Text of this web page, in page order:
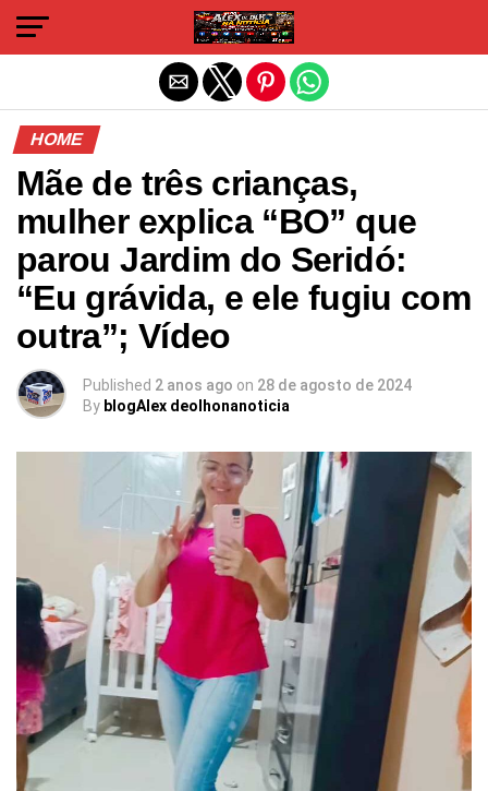
HOME
Mãe de três crianças,
mulher explica “BO” que
parou Jardim do Seridó:
“Eu grávida, e ele fugiu com
outra”; Vídeo
Published 2 anos ago on 28 de agosto de 2024
By blogAlex deolhonanoticia
Sair da versão mobile